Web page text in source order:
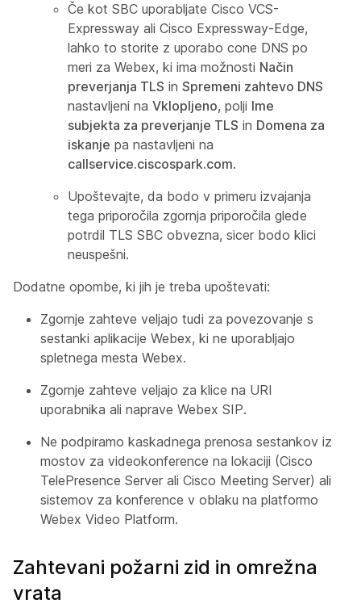
Če kot SBC uporabljate Cisco VCS-
Expressway ali Cisco Expressway-Edge,
lahko to storite z uporabo cone DNS po
meri za Webex, ki ima možnosti Način
preverjanja TLS in Spremeni zahtevo DNS
nastavljeni na Vklopljeno, polji Ime
subjekta za preverjanje TLS in Domena za
iskanje pa nastavljeni na
callservice.ciscospark.com.
Upoštevajte, da bodo v primeru izvajanja
tega priporočila zgornja priporočila glede
potrdil TLS SBC obvezna, sicer bodo klici
neuspešni.
Dodatne opombe, ki jih je treba upoštevati:
Zgornje zahteve veljajo tudi za povezovanje s
sestanki aplikacije Webex, ki ne uporabljajo
spletnega mesta Webex.
Zgornje zahteve veljajo za klice na URI
uporabnika ali naprave Webex SIP.
Ne podpiramo kaskadnega prenosa sestankov iz
mostov za videokonference na lokaciji (Cisco
TelePresence Server ali Cisco Meeting Server) ali
sistemov za konference v oblaku na platformo
Webex Video Platform.
Zahtevani požarni zid in omrežna
vrata